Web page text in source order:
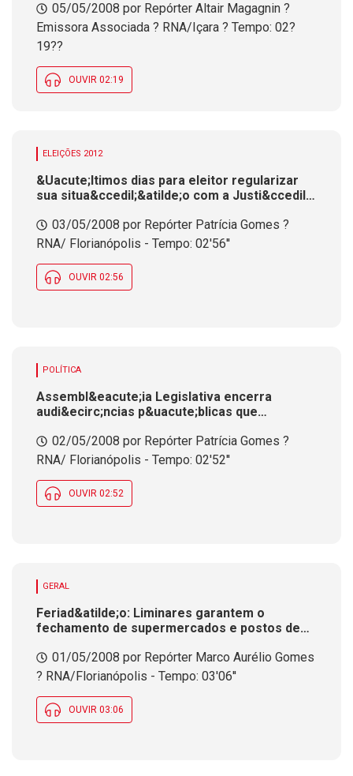
<u>Atualiza&ccedil;&atilde;o 14h15</u></em>
</strong></font>
05/05/2008 por Repórter Altair Magagnin ?
Emissora Associada ? RNA/Içara ? Tempo: 02?
19??
OUVIR 02:19
ELEIÇÕES 2012
&Uacute;ltimos dias para eleitor regularizar
sua situa&ccedil;&atilde;o com a Justi&ccedil;a
03/05/2008 por Repórter Patrícia Gomes ?
RNA/ Florianópolis - Tempo: 02'56''
OUVIR 02:56
POLÍTICA
Assembl&eacute;ia Legislativa encerra
audi&ecirc;ncias p&uacute;blicas que
02/05/2008 por Repórter Patrícia Gomes ?
RNA/ Florianópolis - Tempo: 02'52''
OUVIR 02:52
GERAL
Feriad&atilde;o: Liminares garantem o
fechamento de supermercados e postos de
Florian&oacute;polis
01/05/2008 por Repórter Marco Aurélio Gomes
? RNA/Florianópolis - Tempo: 03'06''
OUVIR 03:06